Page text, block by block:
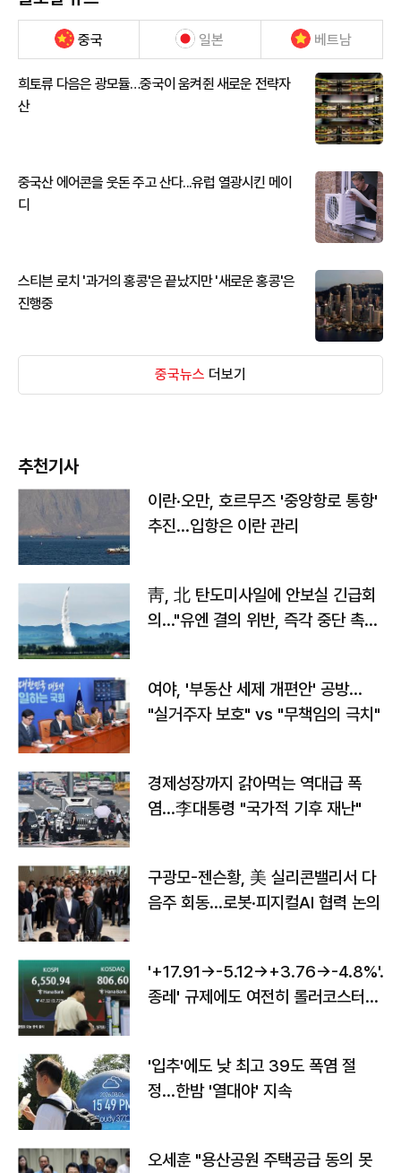
중국 일본 베트남
희토류 다음은 광모듈…중국이 움켜쥔 새로운 전략자
산
중국산 에어콘을 웃돈 주고 산다...유럽 열광시킨 메이
디
스티븐 로치 '과거의 홍콩'은 끝났지만 '새로운 홍콩'은
진행중
중국뉴스 더보기
추천기사
이란·오만, 호르무즈 '중앙항로 통항'
추진…입항은 이란 관리
靑, 北 탄도미사일에 안보실 긴급회
의…"유엔 결의 위반, 즉각 중단 촉
여야, '부동산 세제 개편안' 공방…
"실거주자 보호" vs "무책임의 극치"
경제성장까지 갉아먹는 역대급 폭
염…李대통령 "국가적 기후 재난"
구광모-젠슨황, 美 실리콘밸리서 다
음주 회동…로봇·피지컬AI 협력 논의
'+17.91→-5.12→+3.76→-4.8%'…'
종레' 규제에도 여전히 롤러코스터
'입추'에도 낮 최고 39도 폭염 절
정…한밤 '열대야' 지속
오세훈 "용산공원 주택공급 동의 못